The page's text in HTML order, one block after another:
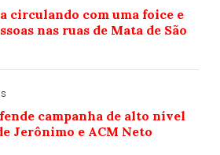
circulando com uma foice e
nas ruas de Mata de São
campanha de alto nível
Jerônimo e ACM Neto